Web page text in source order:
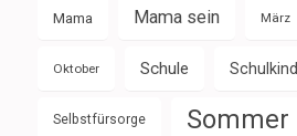
Mama Mama sein März
Oktober Schule Schulkind
Selbstfürsorge Sommer